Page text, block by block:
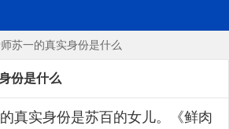
苏一的真实身份是什么
份是什么
真实身份是苏百的女儿。《鲜肉